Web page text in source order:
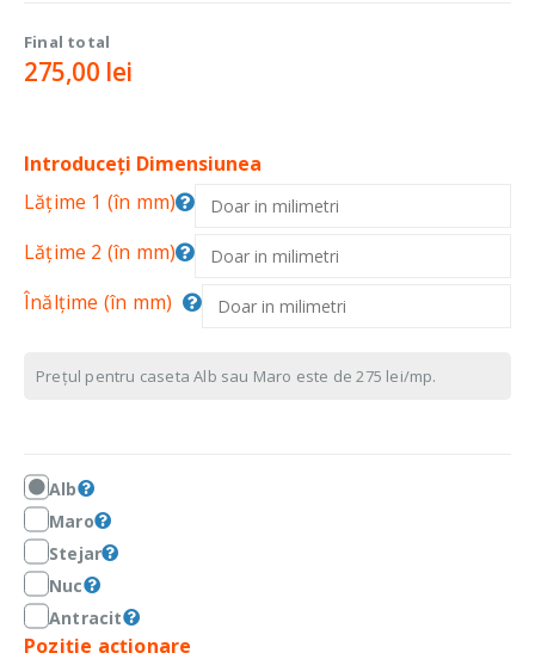
Final total
275,00 lei
Introduceți Dimensiunea
Lățime 1 (în mm)
Lățime 2 (în mm)
Înălțime (în mm)
Prețul pentru caseta Alb sau Maro este de 275 lei/mp.
Alb
Maro
Stejar
Nuc
Antracit
Poziție acționare